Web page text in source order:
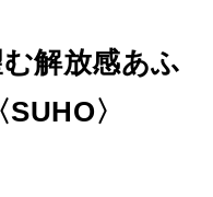
解放感あふ
SUHO〉